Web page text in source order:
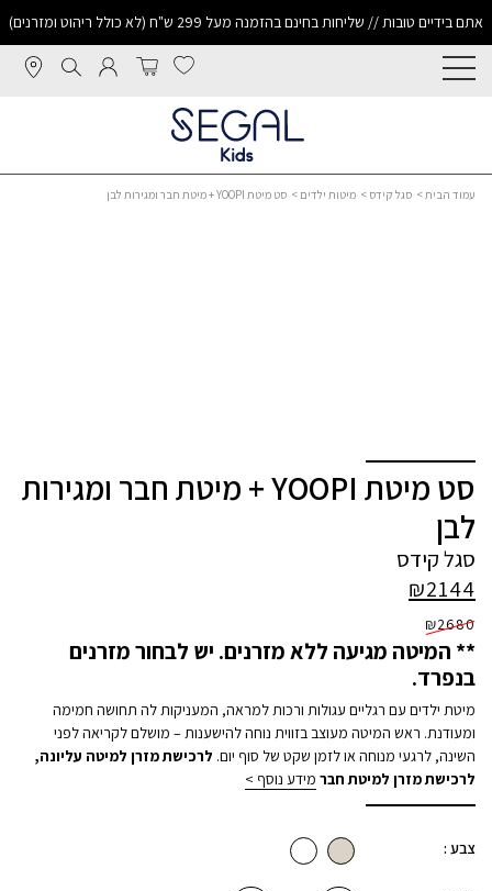
אתם בידיים טובות // שליחות בחינם בהזמנה מעל 299 ש"ח (לא כולל ריהוט ומזרנים)
עמוד הבית> סגל קידס > מיטות ילדים > סט מיטת YOOPI + מיטת חבר ומגירות לבן
סט מיטת YOOPI + מיטת חבר ומגירות
לבן
סגל קידס
₪2144
₪2680
** המיטה מגיעה ללא מזרנים. יש לבחור מזרנים
בנפרד.
מיטת ילדים עם רגליים עגולות ורכות למראה, המעניקות לה תחושה חמימה
ומעודנת. ראש המיטה מעוצב בזווית נוחה להישענות – מושלם לקריאה לפני
השינה, לרגעי מנוחה או לזמן שקט של סוף יום. לרכישת מזרן למיטה עליונה,
לרכישת מזרן למיטת חבר מידע נוסף >
צבע :